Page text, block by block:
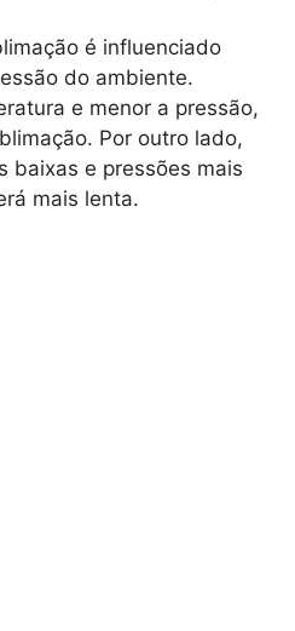
é influenciado
do ambiente.
e menor a pressão,
Por outro lado,
baixas e pressões mais
mais lenta.